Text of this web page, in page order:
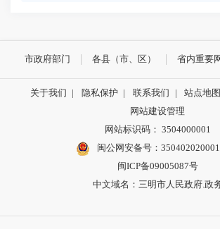
市政府部门 各县（市、区） 省内重要
关于我们 | 隐私保护 | 联系我们 | 站点地图
网站建设管理
网站标识码： 3504000001
闽公网安备号：
闽ICP备09005087号
中文域名：三明市人民政府.政